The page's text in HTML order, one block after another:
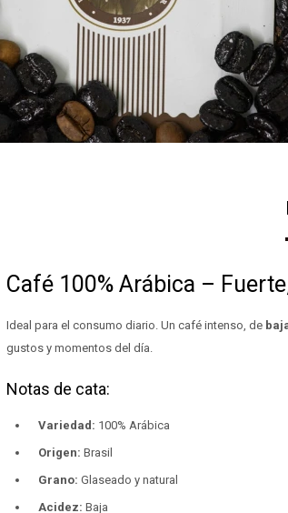
Café 100% Arábica –
Ideal para el consumo diario. Un café intenso, de
gustos y momentos del día.
Notas de cata:
Variedad: 100% Arábica
Origen: Brasil
Grano: Glaseado y natural
Acidez: Baja